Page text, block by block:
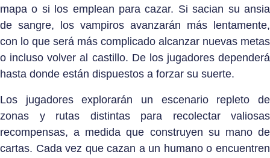
mapa o si los emplean para cazar. Si sacian su ansia
de sangre, los vampiros avanzarán más lentamente,
con lo que será más complicado alcanzar nuevas metas
o incluso volver al castillo. De los jugadores dependerá
hasta donde están dispuestos a forzar su suerte.
Los jugadores explorarán un escenario repleto de
zonas y rutas distintas para recolectar valiosas
recompensas, a medida que construyen su mano de
cartas. Cada vez que cazan a un humano o encuentren